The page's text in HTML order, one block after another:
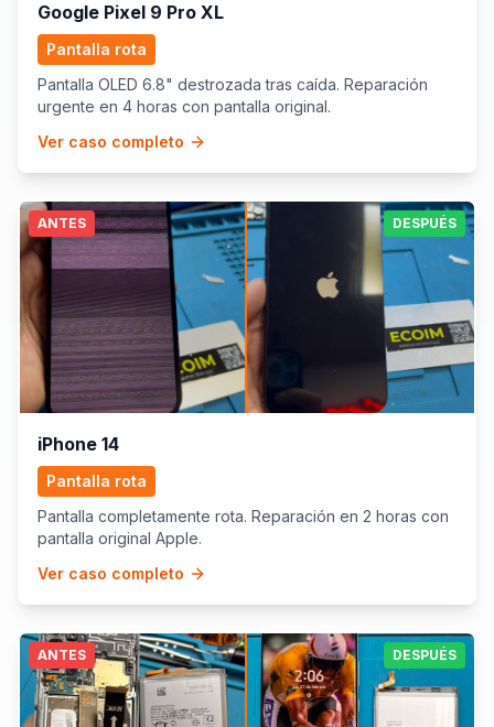
Google Pixel 9 Pro XL
Pantalla rota
Pantalla OLED 6.8" destrozada tras caída. Reparación
urgente en 4 horas con pantalla original.
Ver caso completo
ANTES DESPUÉS
iPhone 14
Pantalla rota
Pantalla completamente rota. Reparación en 2 horas con
pantalla original Apple.
Ver caso completo
ANTES DESPUÉS